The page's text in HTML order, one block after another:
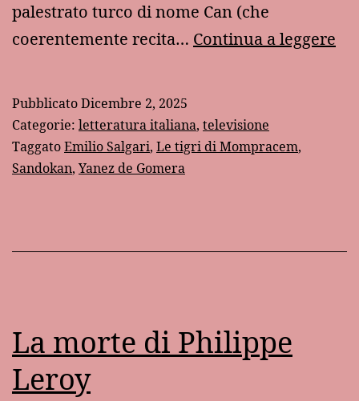
palestrato turco di nome Can (che
coerentemente recita… Continua a leggere
PubblicatoDicembre 2, 2025
Categorie: letteratura italiana, televisione
TaggatoEmilio Salgari, Le tigri di Mompracem,
Sandokan, Yanez de Gomera
La morte di Philippe
Leroy